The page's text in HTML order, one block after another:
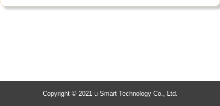
Copyright © 2021 u-Smart Technology Co., Ltd.